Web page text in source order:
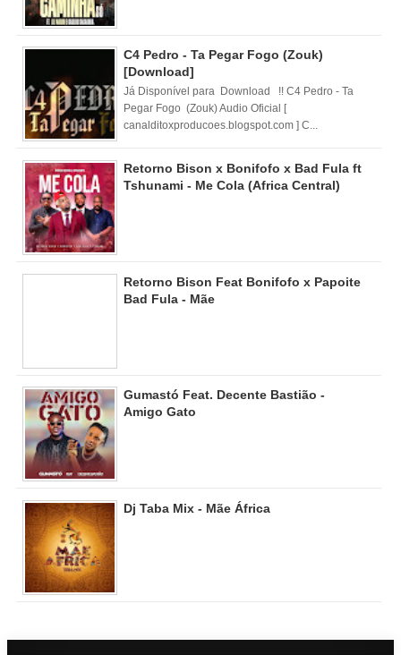
C4 Pedro - Ta Pegar Fogo (Zouk)
[Download]
Já Disponível para Download !! C4 Pedro - Ta
Pegar Fogo (Zouk) Audio Oficial [
canalditoxproducoes.blogspot.com ] C...
Retorno Bison x Bonifofo x Bad Fula ft
Tshunami - Me Cola (Africa Central)
Retorno Bison Feat Bonifofo x Papoite
Bad Fula - Mãe
Gumastó Feat. Decente Bastião -
Amigo Gato
Dj Taba Mix - Mãe África